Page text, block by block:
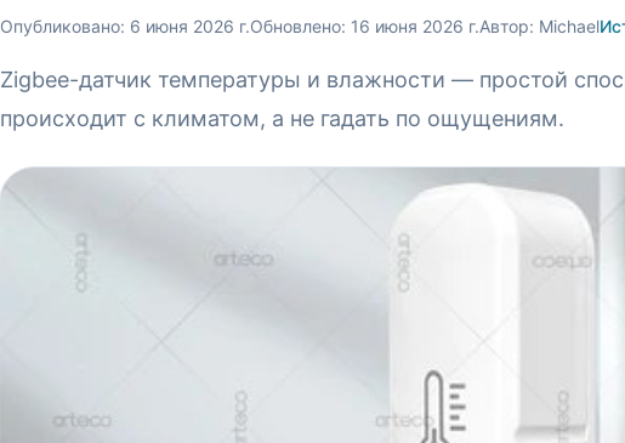
Опубликовано: 6 июня 2026 г.Обновлено: 16 июня 2026 г.Автор: Michael
Zigbee-датчик температуры и влажности — простой
происходит с климатом, а не гадать по ощущениям.